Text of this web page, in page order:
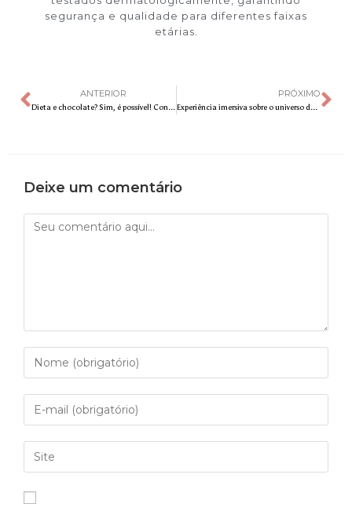
segurança e qualidade para diferentes faixas
etárias.
ANTERIOR
Dieta e chocolate? Sim, é possível! Conheça a massa que te ajuda a manter o equilíbrio
PRÓXIMO
Experiência imersiva sobre o universo de Tim Burton chega pela primeira vez a São Paulo, após sucesso em Nova York
Deixe um comentário